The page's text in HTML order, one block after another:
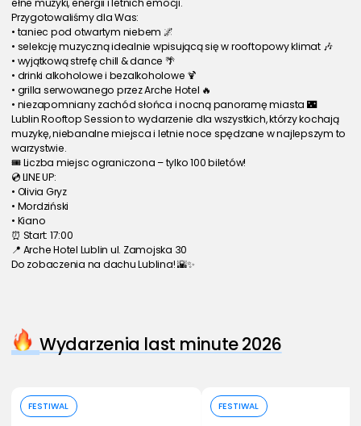
ełne muzyki, energii i letnich emocji.
Przygotowaliśmy dla Was:
• taniec pod otwartym niebem 🌌
• selekcję muzyczną idealnie wpisującą się w rooftopowy klimat 🎶
• wyjątkową strefę chill & dance 🌴
• drinki alkoholowe i bezalkoholowe 🍹
• grilla serwowanego przez Arche Hotel 🔥
• niezapomniany zachód słońca i nocną panoramę miasta 🌃
Lublin Rooftop Session to wydarzenie dla wszystkich, którzy kochają
muzykę, niebanalne miejsca i letnie noce spędzane w najlepszym to
warzystwie.
🎟️ Liczba miejsc ograniczona – tylko 100 biletów!
💿 LINE UP:
• Olivia Gryz
• Mordziński
• Kiano
⏰ Start: 17:00
📍 Arche Hotel Lublin ul. Zamojska 30
Do zobaczenia na dachu Lublina! 🌇✨
Wydarzenia last minute 2026
FESTIWAL FESTIWAL